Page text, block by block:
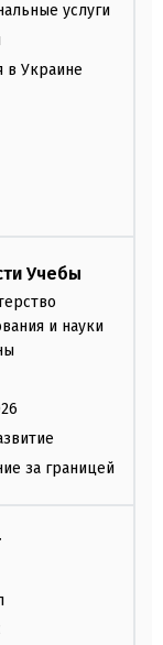
услуги
в Украине
Учебы
и науки
за границей